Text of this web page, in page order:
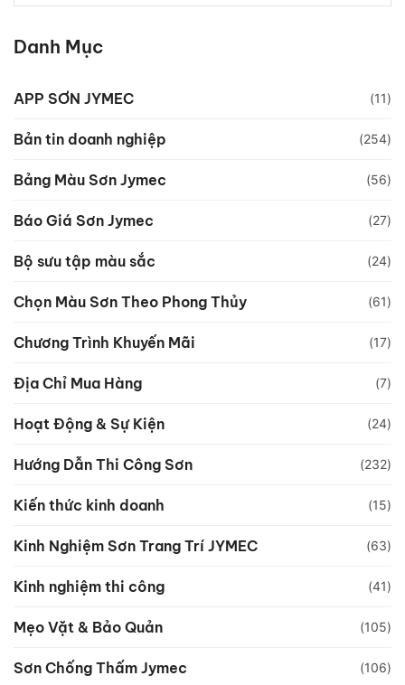
Danh Mục
APP SƠN JYMEC (11)
Bản tin doanh nghiệp (254)
Bảng Màu Sơn Jymec (56)
Báo Giá Sơn Jymec (27)
Bộ sưu tập màu sắc (24)
Chọn Màu Sơn Theo Phong Thủy (61)
Chương Trình Khuyến Mãi (17)
Địa Chỉ Mua Hàng (7)
Hoạt Động & Sự Kiện (24)
Hướng Dẫn Thi Công Sơn (232)
Kiến thức kinh doanh (15)
Kinh Nghiệm Sơn Trang Trí JYMEC (63)
Kinh nghiệm thi công (41)
Mẹo Vặt & Bảo Quản (105)
Sơn Chống Thấm Jymec (106)